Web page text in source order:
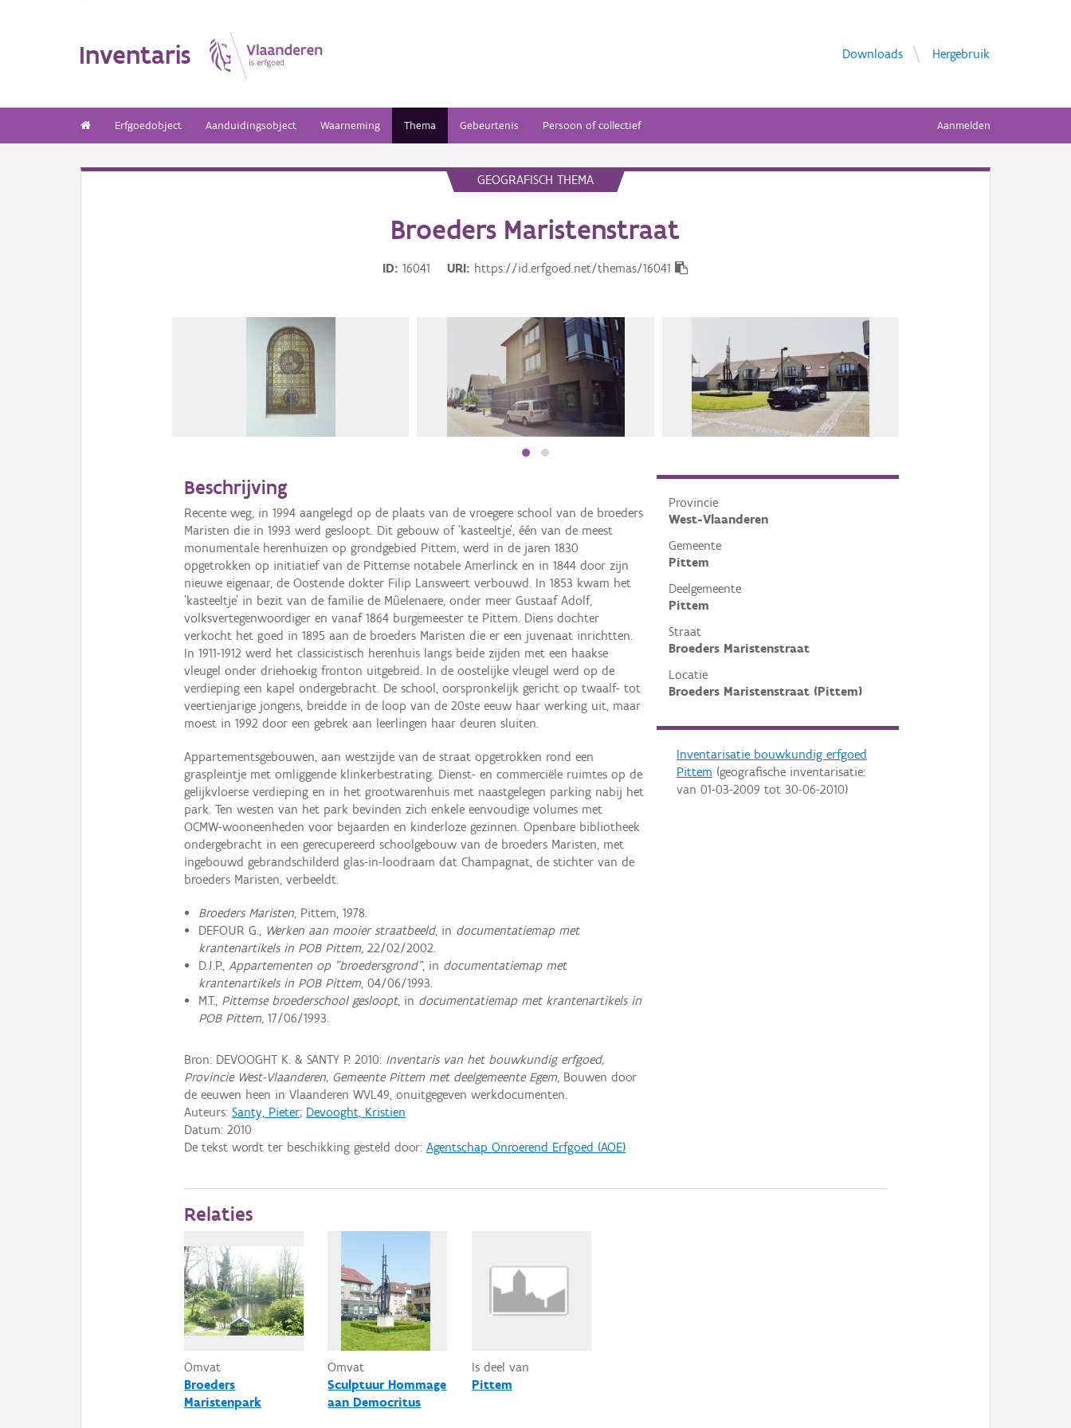
Inventaris Downloads Hergebruik
Erfgoedobject Aanduidingsobject Waarneming Thema Gebeurtenis Persoon of collectief Aanmelden
GEOGRAFISCH THEMA
Broeders Maristenstraat
ID 16041 URI https://id.erfgoed.net/themas/16041
Provincie
West-Vlaanderen
Gemeente
Pittem
Deelgemeente
Pittem
Straat
Broeders Maristenstraat
Locatie
Broeders Maristenstraat (Pittem)
Inventarisatie bouwkundig erfgoed
Pittem (geografische inventarisatie:
van 01-03-2009 tot 30-06-2010)
Beschrijving
Recente weg, in 1994 aangelegd op de plaats van de vroegere school van de broeders
Maristen die in 1993 werd gesloopt. Dit gebouw of 'kasteeltje', één van de meest
monumentale herenhuizen op grondgebied Pittem, werd in de jaren 1830
opgetrokken op initiatief van de Pittemse notabele Amerlinck en in 1844 door zijn
nieuwe eigenaar, de Oostende dokter Filip Lansweert verbouwd. In 1853 kwam het
'kasteeltje' in bezit van de familie de Mûelenaere, onder meer Gustaaf Adolf,
volksvertegenwoordiger en vanaf 1864 burgemeester te Pittem. Diens dochter
verkocht het goed in 1895 aan de broeders Maristen die er een juvenaat inrichtten.
In 1911-1912 werd het classicistisch herenhuis langs beide zijden met een haakse
vleugel onder driehoekig fronton uitgebreid. In de oostelijke vleugel werd op de
verdieping een kapel ondergebracht. De school, oorspronkelijk gericht op twaalf- tot
veertienjarige jongens, breidde in de loop van de 20ste eeuw haar werking uit, maar
moest in 1992 door een gebrek aan leerlingen haar deuren sluiten.
Appartementsgebouwen, aan westzijde van de straat opgetrokken rond een
graspleintje met omliggende klinkerbestrating. Dienst- en commerciële ruimtes op de
gelijkvloerse verdieping en in het grootwarenhuis met naastgelegen parking nabij het
park. Ten westen van het park bevinden zich enkele eenvoudige volumes met
OCMW-wooneenheden voor bejaarden en kinderloze gezinnen. Openbare bibliotheek
ondergebracht in een gerecupereerd schoolgebouw van de broeders Maristen, met
ingebouwd gebrandschilderd glas-in-loodraam dat Champagnat, de stichter van de
broeders Maristen, verbeeldt.
Broeders Maristen, Pittem, 1978.
DEFOUR G., Werken aan mooier straatbeeld, in documentatiemap met
krantenartikels in POB Pittem, 22/02/2002.
D.J.P., Appartementen op "broedersgrond", in documentatiemap met
krantenartikels in POB Pittem, 04/06/1993.
M.T., Pittemse broederschool gesloopt, in documentatiemap met krantenartikels in
POB Pittem, 17/06/1993.
Bron: DEVOOGHT K. & SANTY P. 2010: Inventaris van het bouwkundig erfgoed,
Provincie West-Vlaanderen, Gemeente Pittem met deelgemeente Egem, Bouwen door
de eeuwen heen in Vlaanderen WVL49, onuitgegeven werkdocumenten.
Auteurs:Santy, Pieter; Devooght, Kristien
Datum:2010
De tekst wordt ter beschikking gesteld door:Agentschap Onroerend Erfgoed (AOE)
Relaties
Omvat
Broeders
Maristenpark
Omvat
Sculptuur Hommage
aan Democritus
Is deel van
Pittem